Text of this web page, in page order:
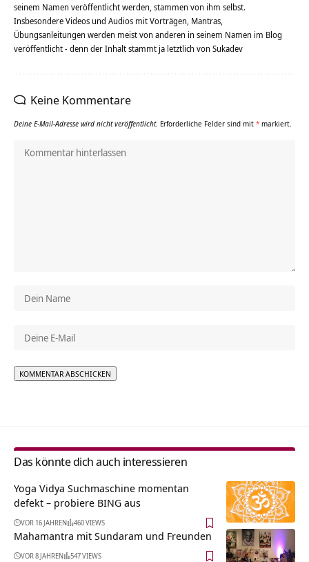
seinem Namen veröffentlicht werden, stammen von ihm selbst.
Insbesondere Videos und Audios mit Vorträgen, Mantras,
Übungsanleitungen werden meist von anderen in seinem Namen im Blog
veröffentlicht - denn der Inhalt stammt ja letztlich von Sukadev
Keine Kommentare
Deine E-Mail-Adresse wird nicht veröffentlicht. Erforderliche Felder sind mit * markiert.
Das könnte dich auch interessieren
Yoga Vidya Suchmaschine momentan
defekt – probiere BING aus
VOR 16 JAHREN 460 VIEWS
Mahamantra mit Sundaram und Freunden
VOR 8 JAHREN 547 VIEWS